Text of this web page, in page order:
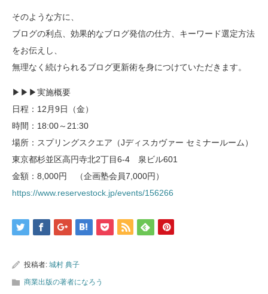
そのような方に、
ブログの利点、効果的なブログ発信の仕方、キーワード選定方法
をお伝えし、
無理なく続けられるブログ更新術を身につけていただきます。
▶︎▶︎▶︎実施概要
日程：12月9日（金）
時間：18:00～21:30
場所：スプリングスクエア（Jディスカヴァー セミナールーム）
東京都杉並区高円寺北2丁目6-4 泉ビル601
金額：8,000円 （企画塾会員7,000円）
https://www.reservestock.jp/events/156266
投稿者: 城村 典子
商業出版の著者になろう